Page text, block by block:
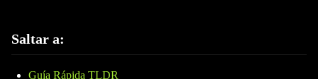
Saltar a:
Guía Rápida TLDR